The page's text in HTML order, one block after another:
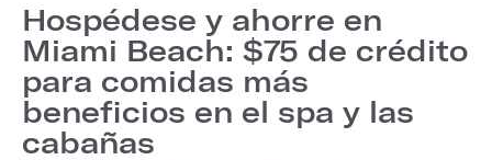
Hospédese y ahorre en
Miami Beach: $75 de crédito
para comidas más
beneficios en el spa y las
cabañas